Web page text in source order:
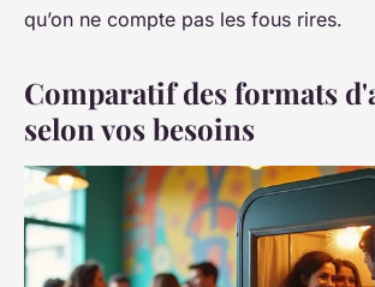
qu’on ne compte pas les fous rires.
Comparatif des formats
selon vos besoins